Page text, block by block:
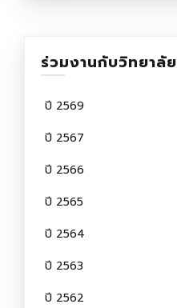
ร่วมงานกับวิทยาลัย
ปี 2569
ปี 2567
ปี 2566
ปี 2565
ปี 2564
ปี 2563
ปี 2562